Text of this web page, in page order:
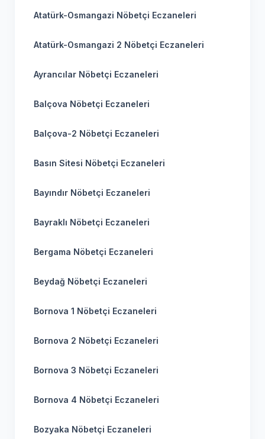
Atatürk-Osmangazi Nöbetçi Eczaneleri
Atatürk-Osmangazi 2 Nöbetçi Eczaneleri
Ayrancılar Nöbetçi Eczaneleri
Balçova Nöbetçi Eczaneleri
Balçova-2 Nöbetçi Eczaneleri
Basın Sitesi Nöbetçi Eczaneleri
Bayındır Nöbetçi Eczaneleri
Bayraklı Nöbetçi Eczaneleri
Bergama Nöbetçi Eczaneleri
Beydağ Nöbetçi Eczaneleri
Bornova 1 Nöbetçi Eczaneleri
Bornova 2 Nöbetçi Eczaneleri
Bornova 3 Nöbetçi Eczaneleri
Bornova 4 Nöbetçi Eczaneleri
Bozyaka Nöbetçi Eczaneleri